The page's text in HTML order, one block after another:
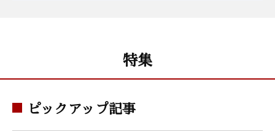
特集
ピックアップ記事